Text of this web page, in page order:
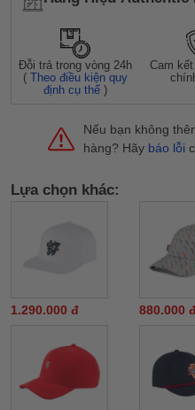
Đỗi trả trong vòng 24h
(Theo điều kiện quy
định cụ thể )
Cam
Nếu bạn không
hàng? Hãy báo lỗi
Lựa chọn khác:
1.290.000 đ 880.000